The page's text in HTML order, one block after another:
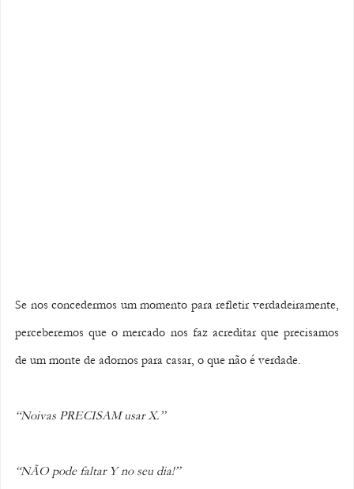
Se nos concedermos um momento para refletir verdadeiramente,
perceberemos que o mercado nos faz acreditar que precisamos
de um monte de adornos para casar, o que não é verdade.
“Noivas PRECISAM usar X.”
“NÃO pode faltar Y no seu dia!”